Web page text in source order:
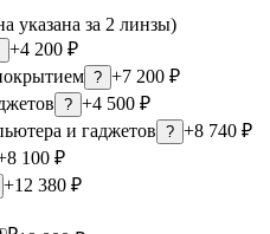
указана за 2 линзы)
+4 200 ₽
? +7 200 ₽
? +4 500 ₽
и гаджетов ? +8 740 ₽
100 ₽
+12 380 ₽